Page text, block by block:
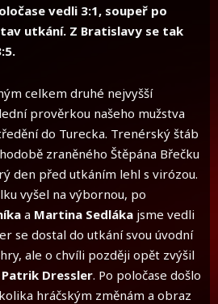
vedli 3:1, soupeř po
utkání. Z Bratislavy se tak
celkem druhé nejvyšší
prověrkou našeho mužstva
do Turecka. Trenérský štáb
zraněného Štěpána Břečku
den před utkáním lehl s virózou.
vyšel na výbornou, po
a Martina Sedláka jsme vedli
se dostal do utkání svou úvodní
ale o chvíli později opět zvýšil
Patrik Dressler. Po poločase došlo
hráčským změnám a obraz